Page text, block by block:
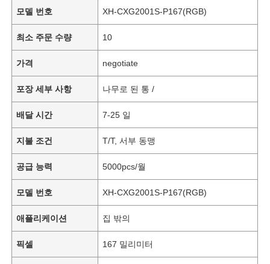
모델 번호 XH-CXG2001S-P167(RGB)
최소 주문 수량 10
가격 negotiate
포장 세부 사항 나무로 된 통 /
배달 시간 7-25 일
지불 조건 T/T, 서부 동맹
공급 능력 5000pcs/월
모델 번호 XH-CXG2001S-P167(RGB)
애플리케이션 집 밖의
픽셀 167 밀리미터